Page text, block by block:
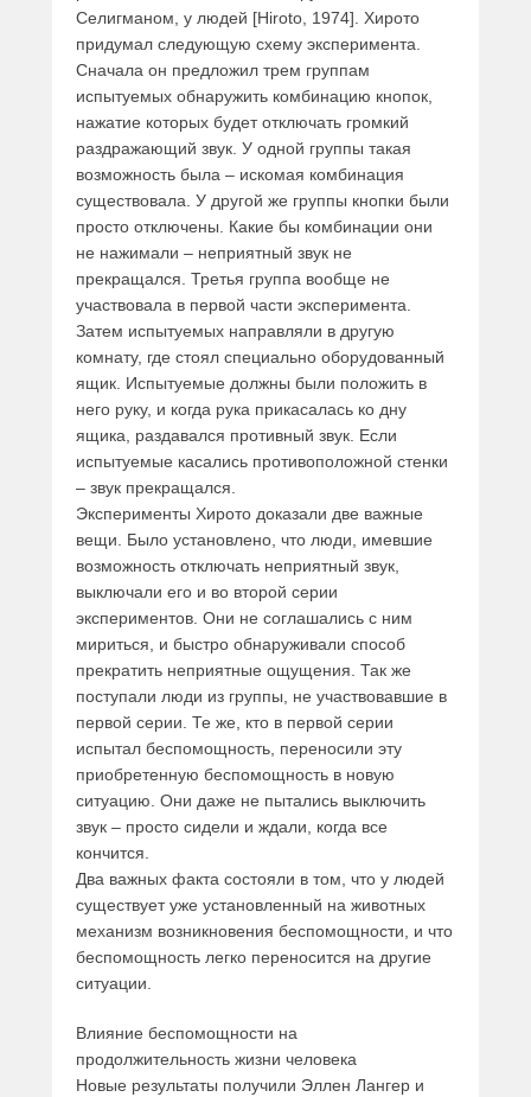
Селигманом, у людей [Hiroto, 1974]. Хирото
придумал следующую схему эксперимента.
Сначала он предложил трем группам
испытуемых обнаружить комбинацию кнопок,
нажатие которых будет отключать громкий
раздражающий звук. У одной группы такая
возможность была – искомая комбинация
существовала. У другой же группы кнопки были
просто отключены. Какие бы комбинации они
не нажимали – неприятный звук не
прекращался. Третья группа вообще не
участвовала в первой части эксперимента.
Затем испытуемых направляли в другую
комнату, где стоял специально оборудованный
ящик. Испытуемые должны были положить в
него руку, и когда рука прикасалась ко дну
ящика, раздавался противный звук. Если
испытуемые касались противоположной стенки
– звук прекращался.
Эксперименты Хирото доказали две важные
вещи. Было установлено, что люди, имевшие
возможность отключать неприятный звук,
выключали его и во второй серии
экспериментов. Они не соглашались с ним
мириться, и быстро обнаруживали способ
прекратить неприятные ощущения. Так же
поступали люди из группы, не участвовавшие в
первой серии. Те же, кто в первой серии
испытал беспомощность, переносили эту
приобретенную беспомощность в новую
ситуацию. Они даже не пытались выключить
звук – просто сидели и ждали, когда все
кончится.
Два важных факта состояли в том, что у людей
существует уже установленный на животных
механизм возникновения беспомощности, и что
беспомощность легко переносится на другие
ситуации.
Влияние беспомощности на
продолжительность жизни человека
Новые результаты получили Эллен Лангер и